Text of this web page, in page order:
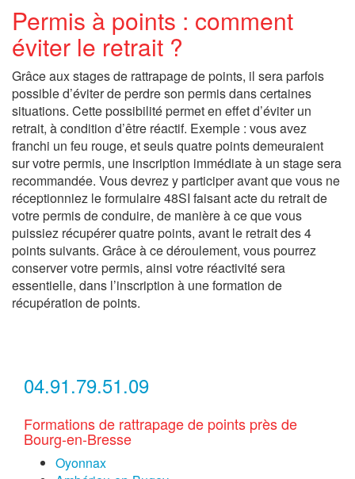
Permis à points : comment
éviter le retrait ?
Grâce aux stages de rattrapage de points, il sera parfois
possible d’éviter de perdre son permis dans certaines
situations. Cette possibilité permet en effet d’éviter un
retrait, à condition d’être réactif. Exemple : vous avez
franchi un feu rouge, et seuls quatre points demeuraient
sur votre permis, une inscription immédiate à un stage sera
recommandée. Vous devrez y participer avant que vous ne
réceptionniez le formulaire 48SI faisant acte du retrait de
votre permis de conduire, de manière à ce que vous
puissiez récupérer quatre points, avant le retrait des 4
points suivants. Grâce à ce déroulement, vous pourrez
conserver votre permis, ainsi votre réactivité sera
essentielle, dans l’inscription à une formation de
récupération de points.
04.91.79.51.09
Formations de rattrapage de points près de
Bourg-en-Bresse
Oyonnax